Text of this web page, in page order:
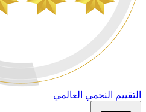
التقييم النجمي العالمي